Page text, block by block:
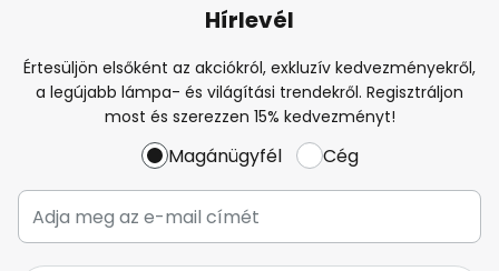
Hírlevél
Értesüljön elsőként az akciókról, exkluzív kedvezményekről,
a legújabb lámpa- és világítási trendekről. Regisztráljon
most és szerezzen 15% kedvezményt!
Magánügyfél Cég